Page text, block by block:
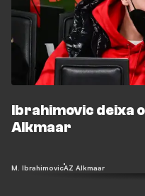
Ibrahimovic deixa o
Alkmaar
M. IbrahimovicAZ Alkmaar